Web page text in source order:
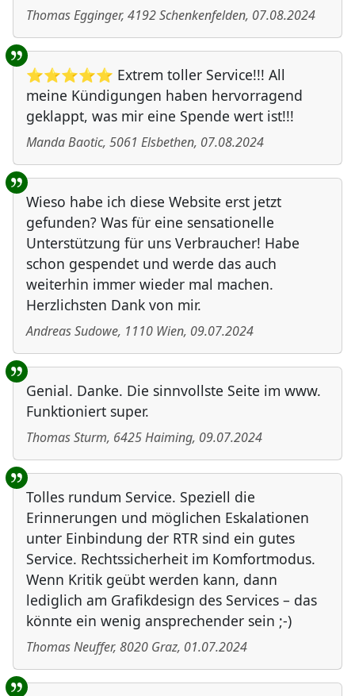
Thomas Egginger, 4192Schenkenfelden, 07.08.2024
⭐⭐⭐⭐⭐ Extrem toller Service!!! All
meine Kündigungen haben hervorragend
geklappt, was mir eine Spende wert ist!!!
Manda Baotic, 5061 Elsbethen, 07.08.2024
Wieso habe ich diese Website erst jetzt
gefunden? Was für eine sensationelle
Unterstützung für uns Verbraucher! Habe
schon gespendet und werde das auch
weiterhin immer wieder mal machen.
Herzlichsten Dank von mir.
Andreas Sudowe, 1110 Wien, 09.07.2024
Genial. Danke. Die sinnvollste Seite im www.
Funktioniert super.
Thomas Sturm, 6425Haiming, 09.07.2024
Tolles rundum Service. Speziell die
Erinnerungen und möglichen Eskalationen
unter Einbindung der RTR sind ein gutes
Service. Rechtssicherheit im Komfortmodus.
Wenn Kritik geübt werden kann, dann
lediglich am Grafikdesign des Services – das
könnte ein wenig ansprechender sein ;-)
Thomas Neuffer, 8020 Graz, 01.07.2024